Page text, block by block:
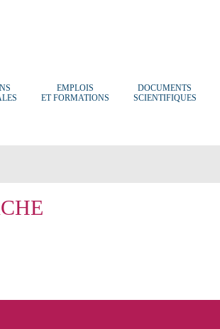
EMPLOIS
ET FORMATIONS
DOCUMENTS
SCIENTIFIQUES